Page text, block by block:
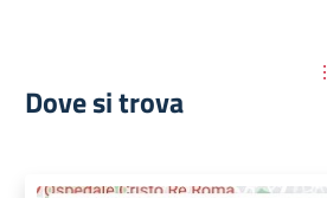
Dove si trova